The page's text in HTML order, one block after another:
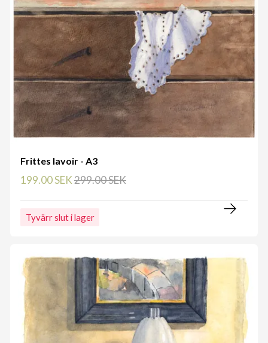
Frittes lavoir - A3
199.00 SEK299.00 SEK
Tyvärr slut i lager